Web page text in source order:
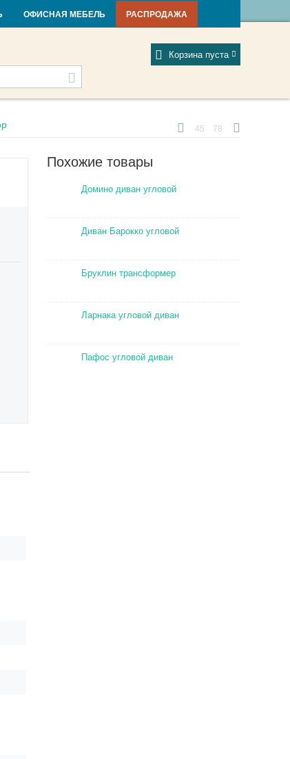
Мой профиль
Фабрики Отзывы
Корзина пуста
ОФИСНАЯ МЕБЕЛЬ РАСПРОДАЖА
45 78
Похожие товары
Домино диван угловой
Диван Барокко угловой
Бруклин трансформер
Ларнака угловой диван
Пафос угловой диван